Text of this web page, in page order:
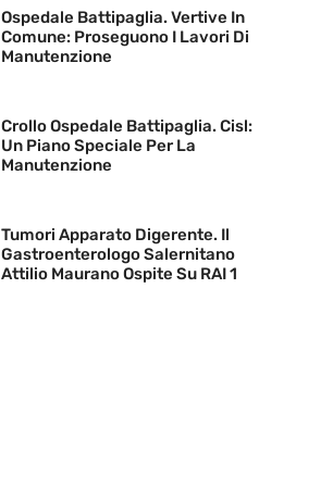
Ospedale Battipaglia. Vertive In
Comune: Proseguono I Lavori Di
Manutenzione
Crollo Ospedale Battipaglia. Cisl:
Un Piano Speciale Per La
Manutenzione
Tumori Apparato Digerente. Il
Gastroenterologo Salernitano
Attilio Maurano Ospite Su RAI 1